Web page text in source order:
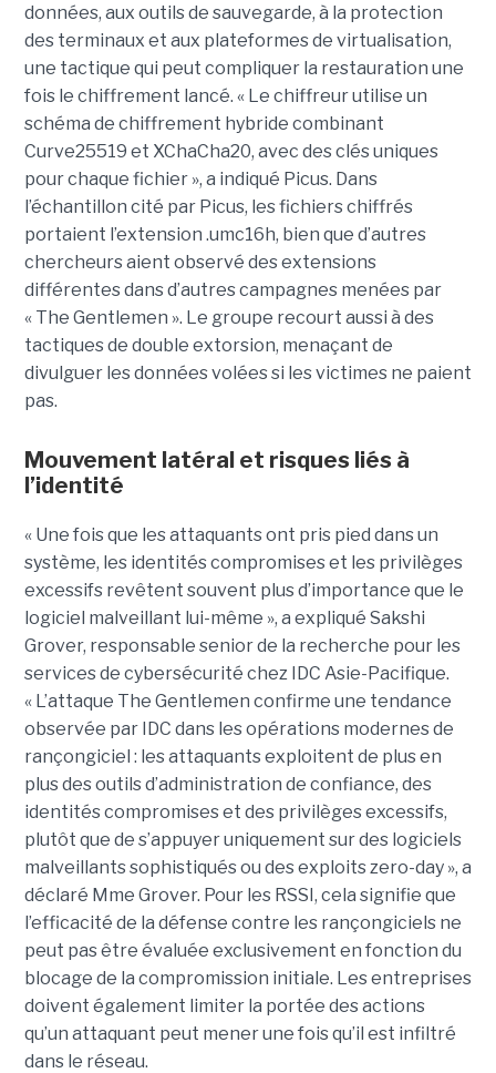
données, aux outils de sauvegarde, à la protection
des terminaux et aux plateformes de virtualisation,
une tactique qui peut compliquer la restauration une
fois le chiffrement lancé. « Le chiffreur utilise un
schéma de chiffrement hybride combinant
Curve25519 et XChaCha20, avec des clés uniques
pour chaque fichier », a indiqué Picus. Dans
l’échantillon cité par Picus, les fichiers chiffrés
portaient l’extension .umc16h, bien que d’autres
chercheurs aient observé des extensions
différentes dans d’autres campagnes menées par
« The Gentlemen ». Le groupe recourt aussi à des
tactiques de double extorsion, menaçant de
divulguer les données volées si les victimes ne paient
pas.
Mouvement latéral et risques liés à
l’identité
« Une fois que les attaquants ont pris pied dans un
système, les identités compromises et les privilèges
excessifs revêtent souvent plus d’importance que le
logiciel malveillant lui-même », a expliqué Sakshi
Grover, responsable senior de la recherche pour les
services de cybersécurité chez IDC Asie-Pacifique.
« L’attaque The Gentlemen confirme une tendance
observée par IDC dans les opérations modernes de
rançongiciel : les attaquants exploitent de plus en
plus des outils d’administration de confiance, des
identités compromises et des privilèges excessifs,
plutôt que de s’appuyer uniquement sur des logiciels
malveillants sophistiqués ou des exploits zero-day », a
déclaré Mme Grover. Pour les RSSI, cela signifie que
l’efficacité de la défense contre les rançongiciels ne
peut pas être évaluée exclusivement en fonction du
blocage de la compromission initiale. Les entreprises
doivent également limiter la portée des actions
qu’un attaquant peut mener une fois qu’il est infiltré
dans le réseau.